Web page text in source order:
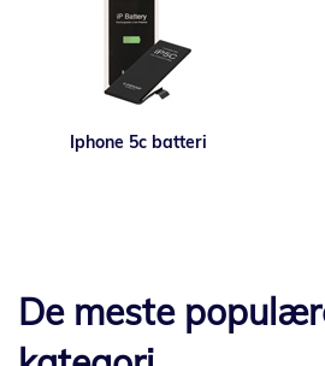
Iphone 5c batteri
De meste